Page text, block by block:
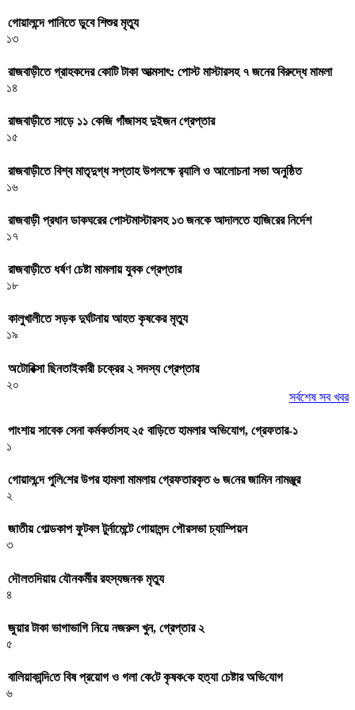
গোয়ালন্দে পানিতে ডুবে শিশুর মৃত্যু
১৩
রাজবাড়ীতে গ্রাহকদের কোটি টাকা আত্মসাৎ: পোস্ট মাস্টারসহ ৭ জনের বিরুদ্ধে মামলা
১৪
রাজবাড়ীতে সাড়ে ১১ কেজি গাঁজাসহ দুইজন গ্রেপ্তার
১৫
রাজবাড়ীতে বিশ্ব মাতৃদুগ্ধ সপ্তাহ উপলক্ষে র‌্যালি ও আলোচনা সভা অনুষ্ঠিত
১৬
রাজবাড়ী প্রধান ডাকঘরের পোস্টমাস্টারসহ ১৩ জনকে আদালতে হাজিরের নির্দেশ
১৭
রাজবাড়ীতে ধর্ষণ চেষ্টা মামলায় যুবক গ্রেপ্তার
১৮
কালুখালীতে সড়ক দুর্ঘটনায় আহত কৃষকের মৃত্যু
১৯
অটোরিক্সা ছিনতাইকারী চক্রের ২ সদস্য গ্রেপ্তার
২০
সর্বশেষ সব খবর
পাংশায় সাবেক সেনা কর্মকর্তাসহ ২৫ বাড়িতে হামলার অভিযোগ, গ্রেফতার-১
১
গোয়াল‌ন্দে পু‌লি‌শের উপর হামলা মামলায় গ্রেফতারকৃত ৬ জ‌নের জা‌মিন নামঞ্জুর
২
জাতীয় গোল্ডকাপ ফুটবল টুর্নামেন্টে গোয়ালন্দ পৌরসভা চ্যাম্পিয়ন
৩
দৌলতদিয়ায় যৌনকর্মীর রহস্যজনক মৃত্যু
৪
জুয়ার টাকা ভাগাভাগি নিয়ে নজরুল খুন, গ্রেপ্তার ২
৫
বা‌লিয়াকা‌ন্দি‌তে বিষ প্রয়োগ ও গলা কে‌টে কৃষক‌কে হত্যা চেষ্টার অ‌ভি‌যোগ
৬